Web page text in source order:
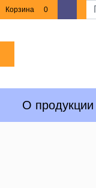
Корзина 0
О продукции